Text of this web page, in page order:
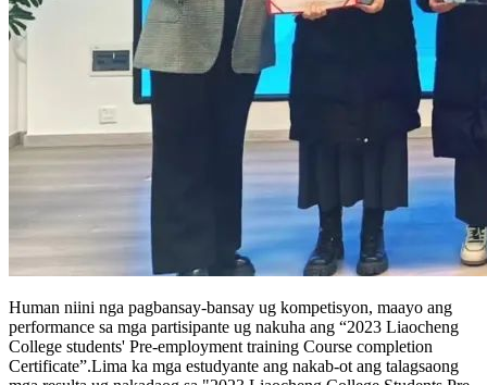
Human niini nga pagbansay-bansay ug kompetisyon, maayo ang
performance sa mga partisipante ug nakuha ang “2023 Liaocheng
College students' Pre-employment training Course completion
Certificate”.Lima ka mga estudyante ang nakab-ot ang talagsaong